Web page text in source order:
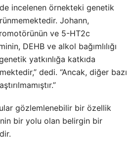
incelenen örnekteki genetik
Johann,
ve 5-HT2c
DEHB ve alkol bağımlılığı
yatkınlığa katkıda
dedi. “Ancak, diğer bazı
gözlemlenebilir bir özellik
bir yolu olan belirgin bir